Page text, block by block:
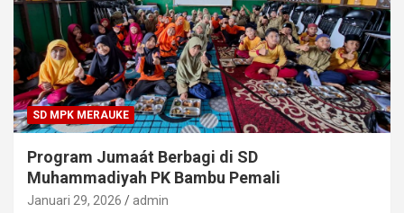
SD MPK MERAUKE
Program Jumaát Berbagi di SD
Muhammadiyah PK Bambu Pemali
Januari 29, 2026 admin